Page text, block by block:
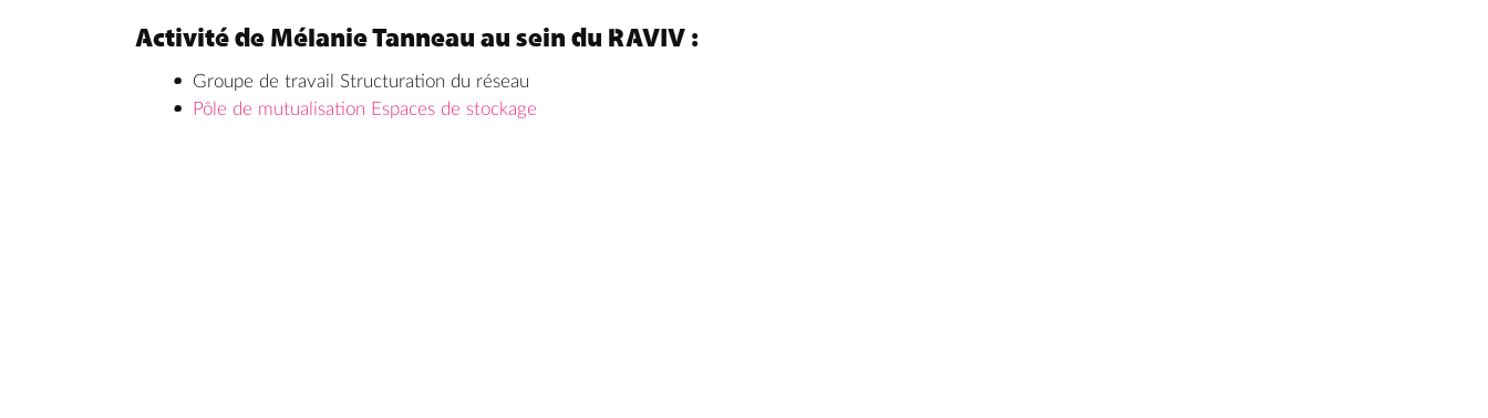
Activité de Mélanie Tanneau au sein du RAVIV :
Groupe de travail Structuration du réseau
Pôle de mutualisation Espaces de stockage